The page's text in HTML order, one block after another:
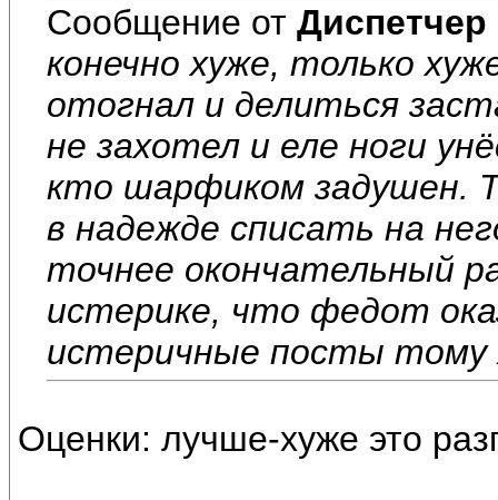
Сообщение от Диспетчер
конечно хуже, только
отогнал и делиться
не захотел и еле ноги
кто шарфиком задушен.
в надежде списать на
точнее окончательный
истерике, что федот
истеричные посты тому
Оценки: лучше-хуже это